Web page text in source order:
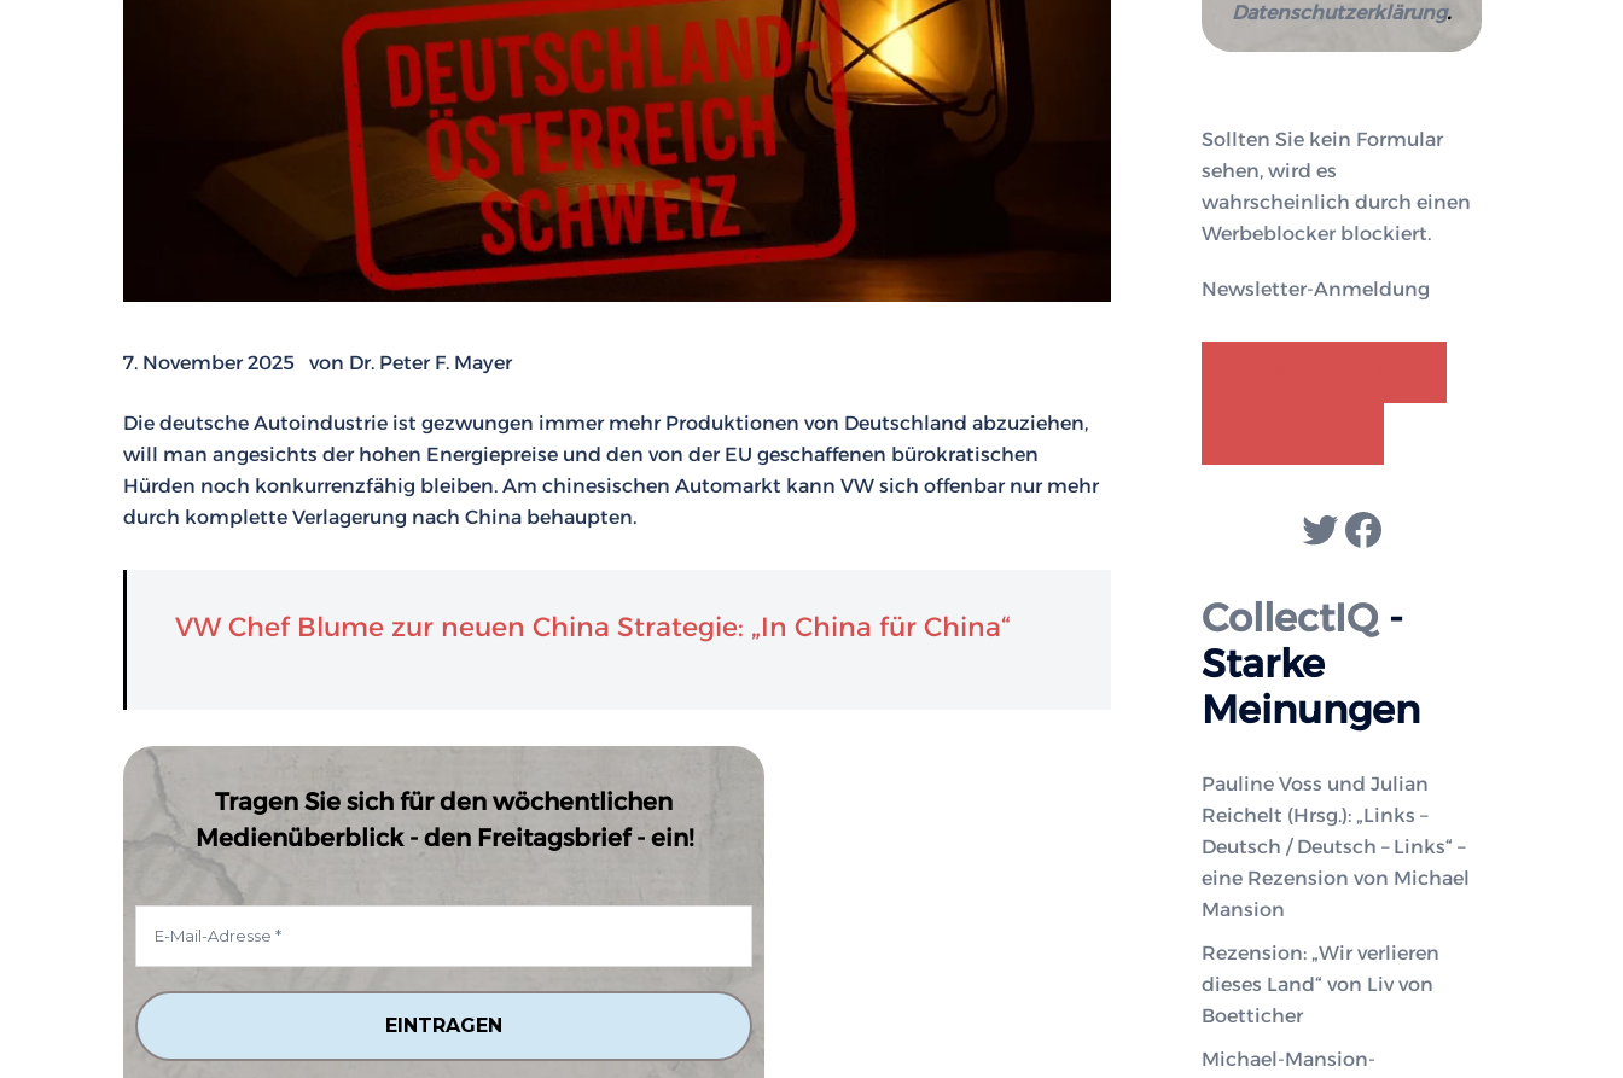
7. November 2025 von Dr. Peter F. Mayer
Die deutsche Autoindustrie ist gezwungen immer mehr Produktionen von Deutschland abzuziehen,
will man angesichts der hohen Energiepreise und den von der EU geschaffenen bürokratischen
Hürden noch konkurrenzfähig bleiben. Am chinesischen Automarkt kann VW sich offenbar nur mehr
durch komplette Verlagerung nach China behaupten.
VW Chef Blume zur neuen China Strategie: „In China für China“
Tragen Sie sich für den wöchentlichen
Medienüberblick - den Freitagsbrief - ein!
Datenschutzerklärung.
Sollten Sie kein Formular
sehen, wird es
wahrscheinlich durch einen
Werbeblocker blockiert.
Newsletter-Anmeldung
Twitter
Facebook
CollectIQ-
Starke
Meinungen
Pauline Voss und Julian
Reichelt (Hrsg.): „Links –
Deutsch / Deutsch – Links“ –
eine Rezension von Michael
Mansion
Rezension: „Wir verlieren
dieses Land“ von Liv von
Boetticher
Michael-Mansion-